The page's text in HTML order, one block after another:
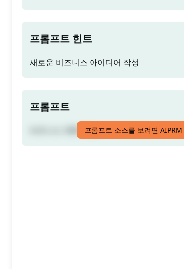
프롬프트 힌트
새로운 비즈니스 아이디어 작성
프롬프트
비즈니스 계획 작성프롬프트 소스를 보려면